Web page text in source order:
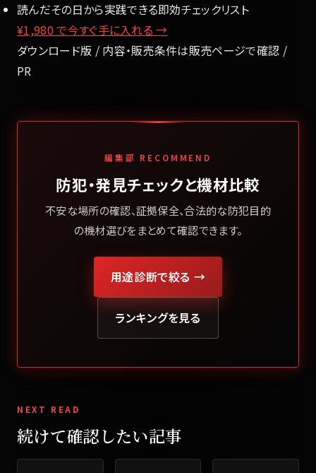
読んだその日から実践できる即効チェックリスト
¥1,980で今すぐ手に入れる →
ダウンロード版 / 内容・販売条件は販売ページで確認 /
PR
編集部 RECOMMEND
防犯・発見チェックと機材比較
不安な場所の確認、証拠保全、合法的な防犯目的
の機材選びをまとめて確認できます。
用途診断で絞る →
ランキングを見る
NEXT READ
続けて確認したい記事